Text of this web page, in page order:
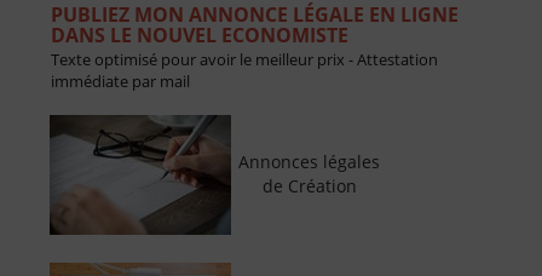
PUBLIEZ MON ANNONCE LÉGALE EN LIGNE
DANS LE NOUVEL ECONOMISTE
Texte optimisé pour avoir le meilleur prix - Attestation
immédiate par mail
Annonces légales
de Création